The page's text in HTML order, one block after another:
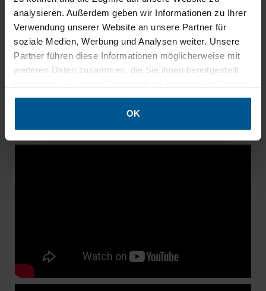
analysieren. Außerdem geben wir Informationen zu Ihrer
Verwendung unserer Website an unsere Partner für
soziale Medien, Werbung und Analysen weiter. Unsere
Partner führen diese Informationen möglicherweise mit
weiteren Daten zusammen, die Sie ihnen bereitgestellt
gesammelt haben.
OK
austauschbarer
Textildruck
Preis ab 227,35 € ab 492,66 €
Textilbild DEKO Akustikbild